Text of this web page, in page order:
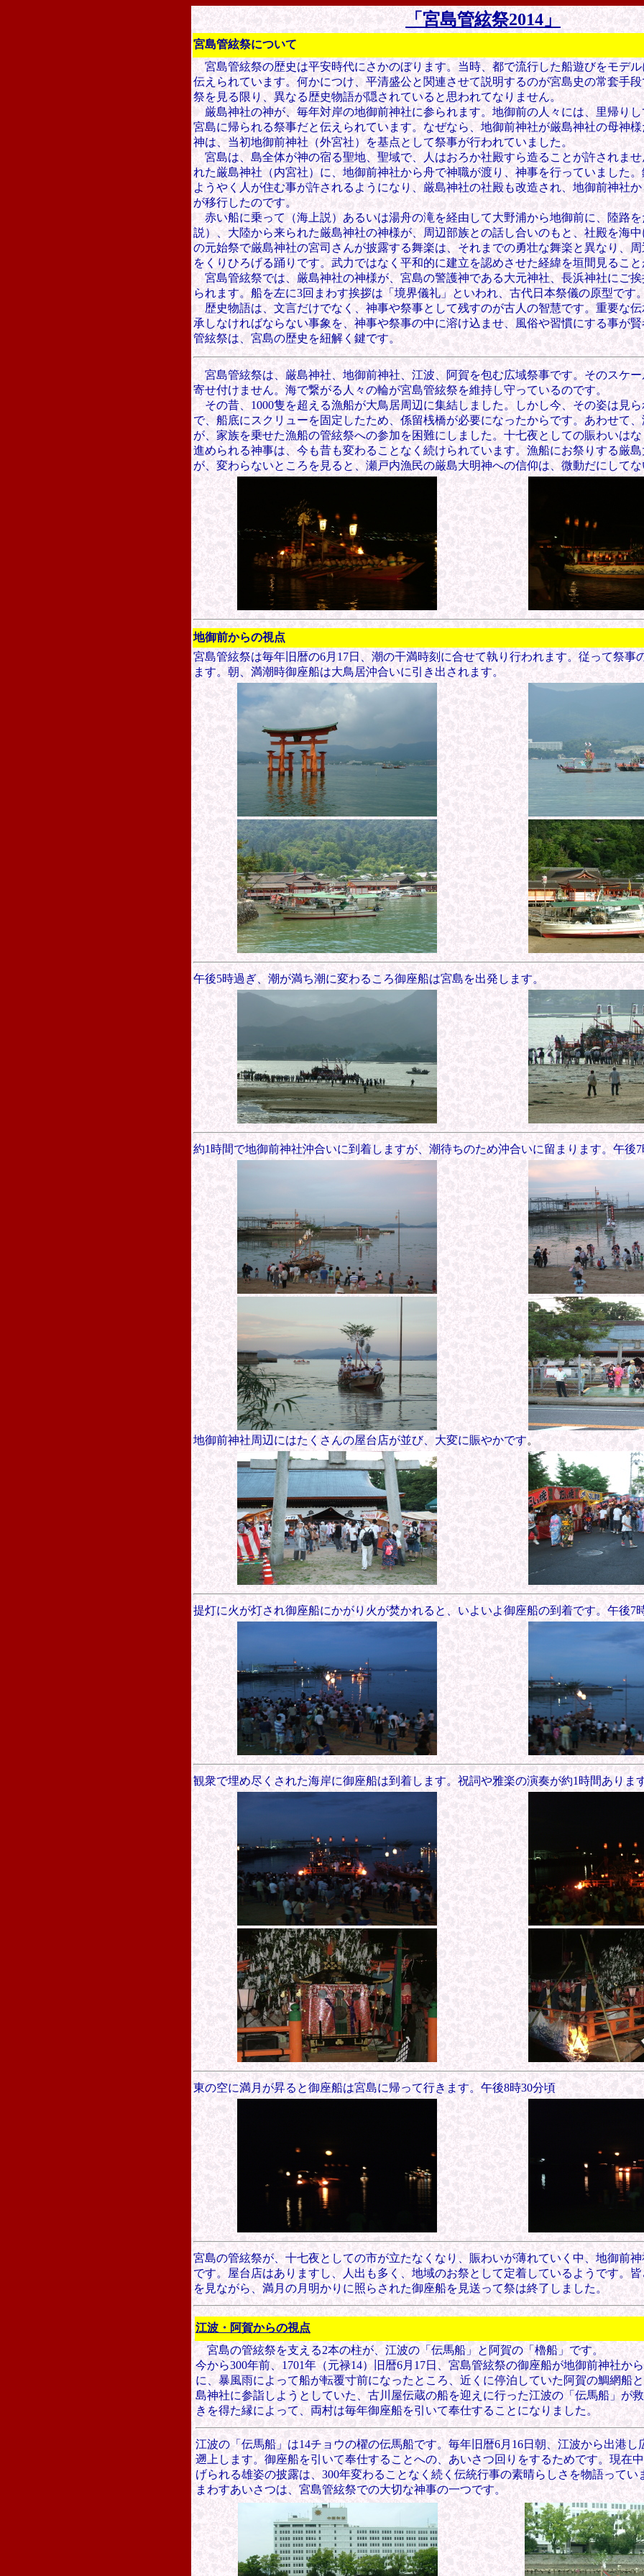
「宮島管絃祭2014」
宮島管絃祭について
宮島管絃祭の歴史は平安時代にさかのぼります。当時、都で流行した船遊びをモデ
伝えられています。何かにつけ、平清盛公と関連させて説明するのが宮島史の常套手
祭を見る限り、異なる歴史物語が隠されていると思われてなりません。
厳島神社の神が、毎年対岸の地御前神社に参られます。地御前の人々には、里帰り
宮島に帰られる祭事だと伝えられています。なぜなら、地御前神社が厳島神社の母神
神は、当初地御前神社（外宮社）を基点として祭事が行われていました。
宮島は、島全体が神の宿る聖地、聖域で、人はおろか社殿すら造ることが許されま
れた厳島神社（内宮社）に、地御前神社から舟で神職が渡り、神事を行っていました
ようやく人が住む事が許されるようになり、厳島神社の社殿も改造され、地御前神社
が移行したのです。
赤い船に乗って（海上説）あるいは湯舟の滝を経由して大野浦から地御前に、陸路
説）、大陸から来られた厳島神社の神様が、周辺部族との話し合いのもと、社殿を海
の元始祭で厳島神社の宮司さんが披露する舞楽は、それまでの勇壮な舞楽と異なり、
をくりひろげる踊りです。武力ではなく平和的に建立を認めさせた経緯を垣間見るこ
宮島管絃祭では、厳島神社の神様が、宮島の警護神である大元神社、長浜神社にご
られます。 船を左に3回まわす挨拶は「境界儀礼」といわれ、古代日本祭儀の原型です
歴史物語は、 文言だけでなく、 神事や祭事として残すのが古人の智慧です。 重要な伝
承しなければならない事象を、 神事や祭事の中に溶け込ませ、風俗や習慣にする事が
管絃祭は、宮島の歴史を紐解く鍵です。
宮島管絃祭は、厳島神社、地御前神社、江波、阿賀を包む広域祭事です。そのスケ
寄せ付けません。海で繋がる人々の輪が宮島管絃祭を維持し守っているのです。
その昔、1000隻を超える漁船が大鳥居周辺に集結しました。しかし今、その姿は見
で、船底にスクリューを固定したため、係留桟橋が必要になったからです。あわせて
が、家族を乗せた漁船の管絃祭への参加を困難にしました。十七夜としての賑わいは
進められる神事は、今も昔も変わることなく続けられています。漁船にお祭りする厳
が、変わらないところを見ると、瀬戸内漁民の厳島大明神への信仰は、微動だにして
地御前からの視点
宮島管絃祭は毎年旧暦の6月17日、潮の干満時刻に合せて執り行われます。従って祭事
ます。 朝、満潮時御座船は大鳥居沖合いに引き出されます。
午後5時過ぎ、潮が満ち潮に変わるころ御座船は宮島を出発します。
約1時間で地御前神社沖合いに到着しますが、潮待ちのため沖合いに留まります。午後
地御前神社周辺にはたくさんの屋台店が並び、大変に賑やかです。
提灯に火が灯され御座船にかがり火が焚かれると、いよいよ御座船の到着です。午後7
観衆で埋め尽くされた海岸に御座船は到着します。祝詞や雅楽の演奏が約1時間ありま
東の空に満月が昇ると御座船は宮島に帰って行きます。午後8時30分頃
宮島の管絃祭が、十七夜としての市が立たなくなり、賑わいが薄れていく中、地御前
です。屋台店はありますし、人出も多く、地域のお祭として定着しているようです。
を見ながら、満月の月明かりに照らされた御座船を見送って祭は終了しました。
江波・阿賀からの視点
宮島の管絃祭を支える2本の柱が、江波の「伝馬船」と阿賀の「櫓船」です。
今から300年前、1701年 （元禄14）旧暦6月17日、宮島管絃祭の御座船が地御前神社か
に、暴風雨によって船が転覆寸前になったところ、近くに停泊していた阿賀の鯛網船
島神社に参詣しようとしていた、古川屋伝蔵の船を迎えに行った江波の「伝馬船」が
きを得た縁によって、両村は毎年御座船を引いて奉仕することになりました。
江波の「伝馬船」は14チョウの櫂の伝馬船です。毎年旧暦6月16日朝、江波から出港し
遡上します。 御座船を引いて奉仕することへの、あいさつ回りをするためです。現在
げられる雄姿の披露は、 300年変わることなく続く伝統行事の素晴らしさを物語ってい
まわすあいさつは、宮島管絃祭での大切な神事の一つです。